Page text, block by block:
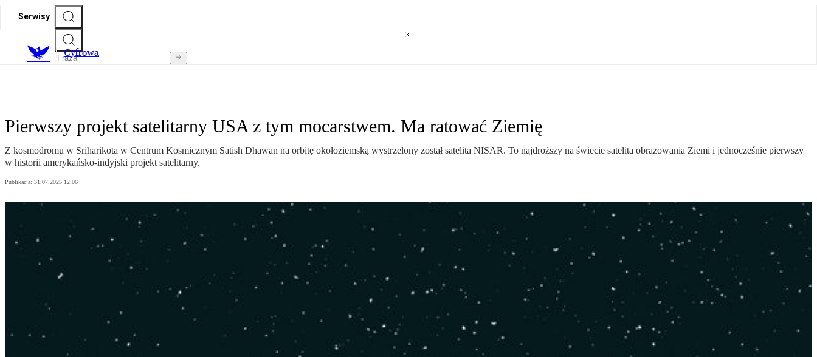
Serwisy
Cyfrowa
Pierwszy projekt satelitarny USA z tym mocarstwem. Ma ratować Ziemię
Z kosmodromu w Sriharikota w Centrum Kosmicznym Satish Dhawan na orbitę okołoziemską wystrzelony został satelita NISAR. To najdroższy na świecie satelita obrazowania Ziemi i jednocześnie pierwszy
w historii amerykańsko-indyjski projekt satelitarny.
Publikacja: 31.07.2025 12:06